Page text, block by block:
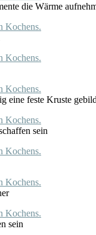
die Wärme
eine feste Kruste
sein
sein